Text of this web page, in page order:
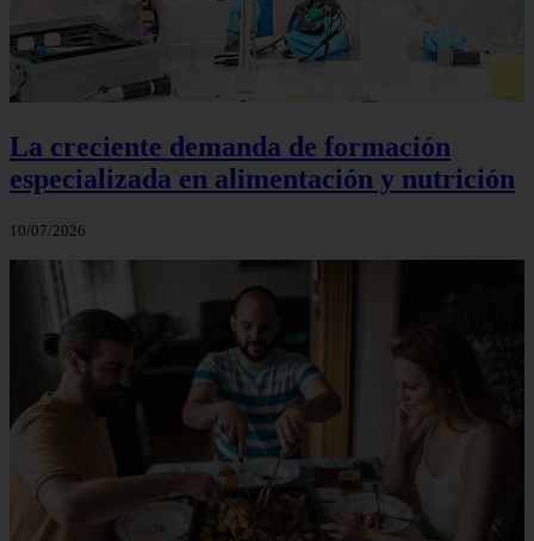
La creciente demanda de formación
especializada en alimentación y nutrición
10/07/2026